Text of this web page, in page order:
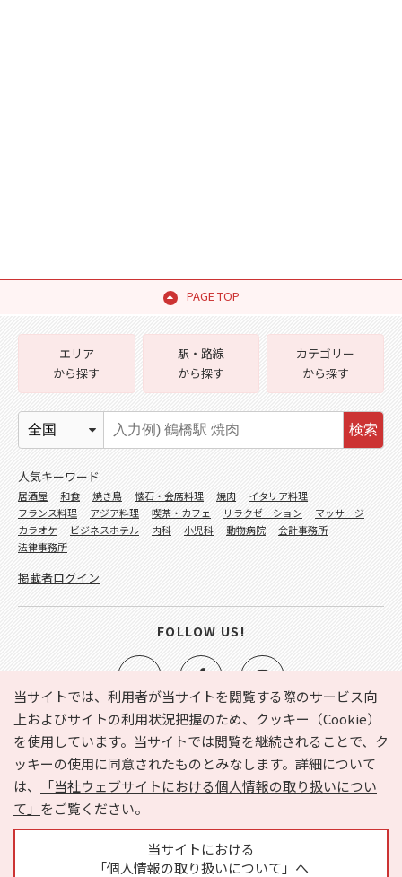
PAGE TOP
当サイトでは、利用者が当サイトを閲覧する際のサービス向
上およびサイトの利用状況把握のため、クッキー（Cookie）
を使用しています。当サイトでは閲覧を継続されることで、ク
ッキーの使用に同意されたものとみなします。詳細について
は、
「当社ウェブサイトにおける個人情報の取り扱いについ
て」 をご覧ください。
当サイトにおける
「個人情報の取り扱いについて」へ
e-NAVITA（イーナビタ）とは？ お気に入り
ヘルプ
利用規約
個人情報の取り扱いについて
運営会社
サイトマップ
広告掲載に関するお問い合わせ
エリア
から探す
駅・路線
から探す
カテゴリー
から探す
検索
人気キーワード
居酒屋 和食 焼き鳥 懐石・会席料理 焼肉
イタリア料理
フランス料理
アジア料理 喫茶・カフェ リラクゼーション
マッサージ
カラオケ
ビジネスホテル 内科 小児科 動物病院
会計事務所
法律事務所
掲載者ログイン
FOLLOW US!